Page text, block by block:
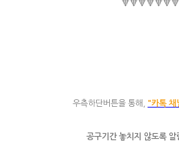
우측하단버튼을 통해, "카톡 채
공구기간 놓치지 않도록 알